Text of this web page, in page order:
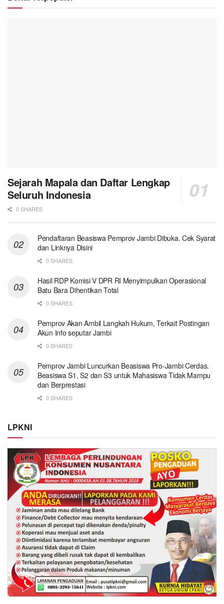
Sejarah Mapala dan Daftar Lengkap
Seluruh Indonesia
0 SHARES
Pendaftaran Beasiswa Pemprov Jambi Dibuka. Cek Syarat
dan Linknya Disini
0 SHARES
Hasil RDP Komisi V DPR RI Menyimpulkan Operasional
Batu Bara Dihentikan Total
0 SHARES
Pemprov Akan Ambil Langkah Hukum, Terkait Postingan
Akun Info seputar Jambi
0 SHARES
Pemprov Jambi Luncurkan Beasiswa Pro-Jambi Cerdas.
Beasiswa S1, S2 dan S3 untuk Mahasiswa Tidak Mampu
dan Berprestasi
0 SHARES
LPKNI